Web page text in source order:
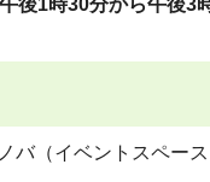
後1時30分から午後3
バ（イベントスペース